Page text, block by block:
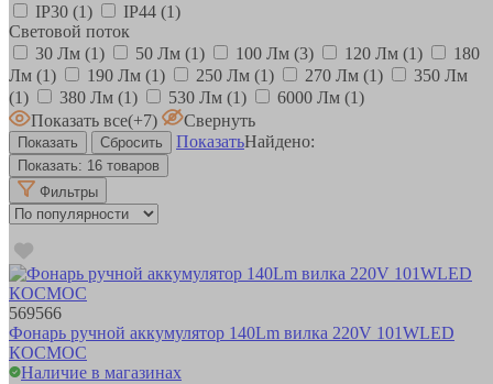
IP30 (1) IP44 (1)
Световой поток
30 Лм (1) 50 Лм (1) 100 Лм (3) 120 Лм (1)
180
Лм (1) 190 Лм (1) 250 Лм (1) 270 Лм (1)
350 Лм
(1)
380 Лм (1) 530 Лм (1) 6000 Лм (1)
Показать все(+7)
Свернуть
ПоказатьНайдено:
Показать: 16 товаров
Фильтры
569566
Фонарь ручной аккумулятор 140Lm вилка 220V 101WLED
КОСМОС
Наличие в магазинах